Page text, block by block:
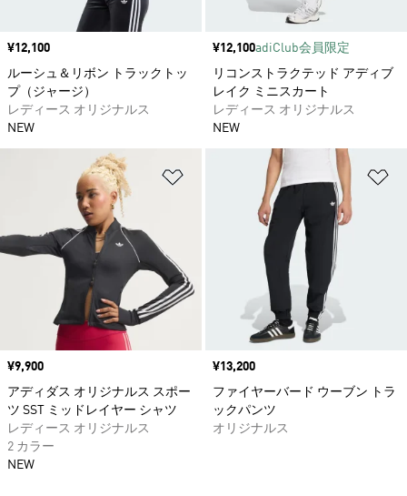
価格
¥12,100
ルーシュ＆リボン トラックトッ
プ（ジャージ）
レディース オリジナルス
NEW
価格
¥12,100adiClub会員限定
リコンストラクテッド アディブ
レイク ミニスカート
レディース オリジナルス
NEW
ほしいものリストに追加
価格
¥9,900
アディダス オリジナルス スポー
ツ SST ミッドレイヤー シャツ
レディース オリジナルス
2 カラー
NEW
価格
¥13,200
ファイヤーバード ウーブン トラ
ックパンツ
オリジナルス